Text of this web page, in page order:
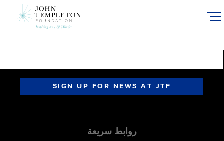
SIGN UP FOR NEWS AT JTF
روابط سريعة